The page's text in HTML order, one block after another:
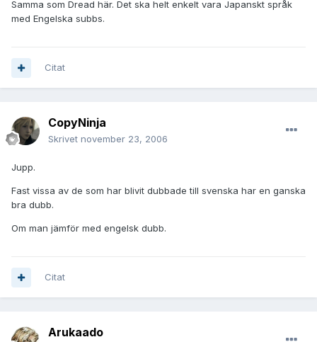
Samma som Dread här. Det ska helt enkelt vara Japanskt språk
med Engelska subbs.
Citat
CopyNinja
Skrivet november 23, 2006
Jupp.
Fast vissa av de som har blivit dubbade till svenska har en ganska
bra dubb.
Om man jämför med engelsk dubb.
Citat
Arukaado